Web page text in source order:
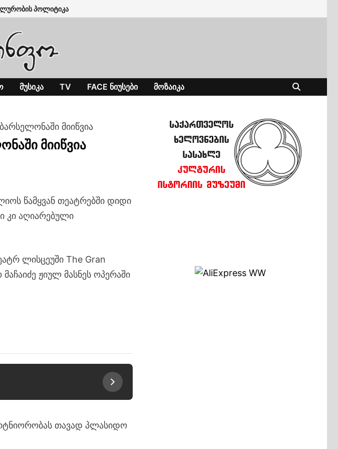
პოლიტიკა
ᲛᲣᲡᲘᲙᲐ TV FACE ᲜᲘᲣᲡᲔᲑᲘ ᲛᲝᲖᲐᲘᲙᲐ
მიიწვია
მიიწვია
წამყვან თეატრებში დიდი
კი აღიარებული
ლისცეუში The Gran
ჟიულ მასნეს ოპერაში
თავად პლასიდო